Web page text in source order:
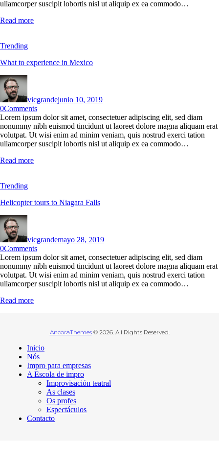
ullamcorper suscipit lobortis nisl ut aliquip ex ea commodo…
Read more
Trending
What to experience in Mexico
vicgrandejunio 10, 2019
0Comments
Lorem ipsum dolor sit amet, consectetuer adipiscing elit, sed diam
nonummy nibh euismod tincidunt ut laoreet dolore magna aliquam erat
volutpat. Ut wisi enim ad minim veniam, quis nostrud exerci tation
ullamcorper suscipit lobortis nisl ut aliquip ex ea commodo…
Read more
Trending
Helicopter tours to Niagara Falls
vicgrandemayo 28, 2019
0Comments
Lorem ipsum dolor sit amet, consectetuer adipiscing elit, sed diam
nonummy nibh euismod tincidunt ut laoreet dolore magna aliquam erat
volutpat. Ut wisi enim ad minim veniam, quis nostrud exerci tation
ullamcorper suscipit lobortis nisl ut aliquip ex ea commodo…
Read more
AncoraThemes© 2026. All Rights Reserved.
Inicio
Nós
Impro para empresas
A Escola de impro
Improvisación teatral
As clases
Os profes
Espectáculos
Contacto